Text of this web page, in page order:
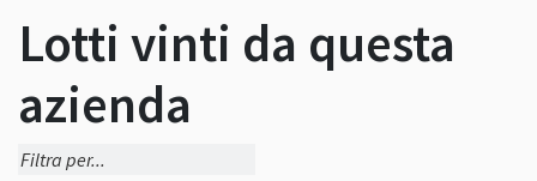
Lotti vinti da questa
azienda